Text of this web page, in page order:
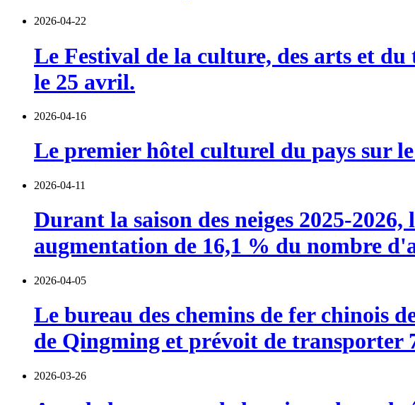
2026-04-22
Le Festival de la culture, des arts et
le 25 avril.
2026-04-16
Le premier hôtel culturel du pays sur
2026-04-11
Durant la saison des neiges 2025-
augmentation de 16,1 % du nombre
2026-04-05
Le bureau des chemins de fer chinois
de Qingming et prévoit de transporter
2026-03-26